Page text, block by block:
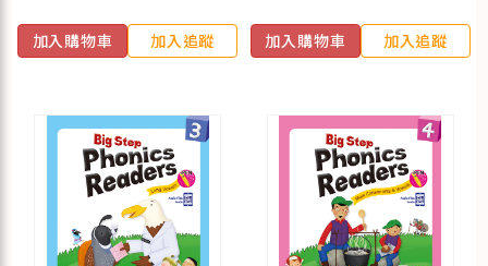
加入購物車 加入追蹤 加入購物車 加入追蹤